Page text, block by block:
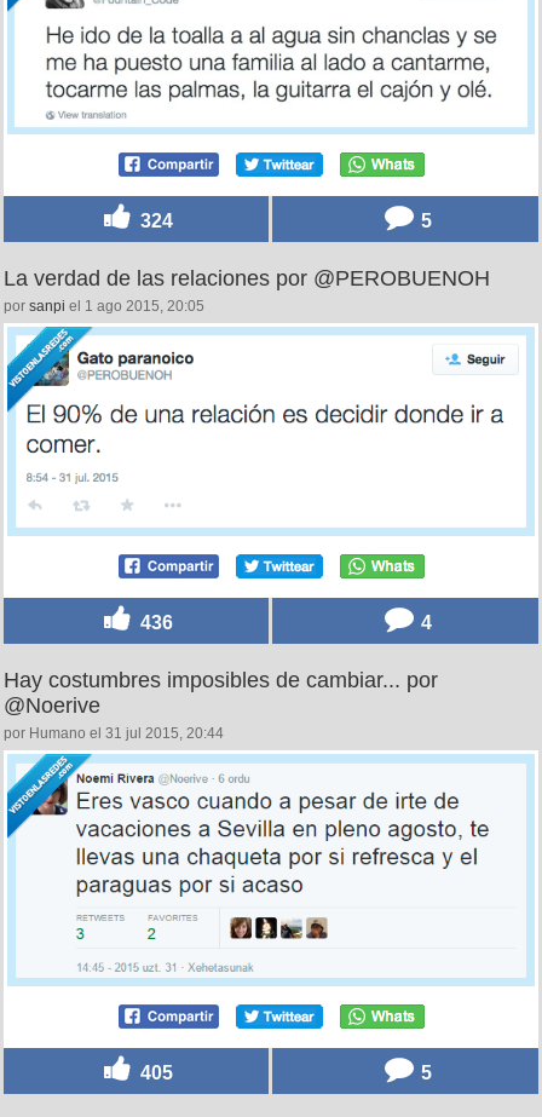
324 5
La verdad de las relaciones por @PEROBUENOH
por sanpi el 1 ago 2015, 20:05
436 4
Hay costumbres imposibles de cambiar... por
@Noerive
por Humano el 31 jul 2015, 20:44
405 5